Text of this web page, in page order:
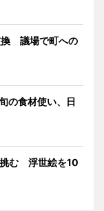
換 議場で町への
の食材使い、日
挑む 浮世絵を10